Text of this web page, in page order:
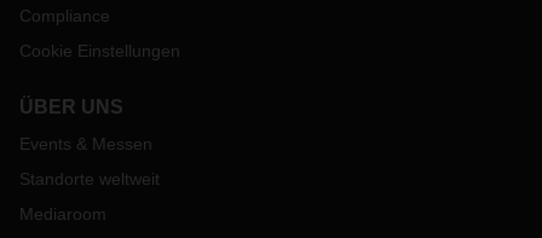
Compliance
Cookie Einstellungen
ÜBER UNS
Events & Messen
Standorte weltweit
Mediaroom